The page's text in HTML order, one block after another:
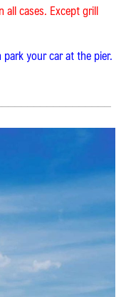
cases. Except grill
park your car at the pier.